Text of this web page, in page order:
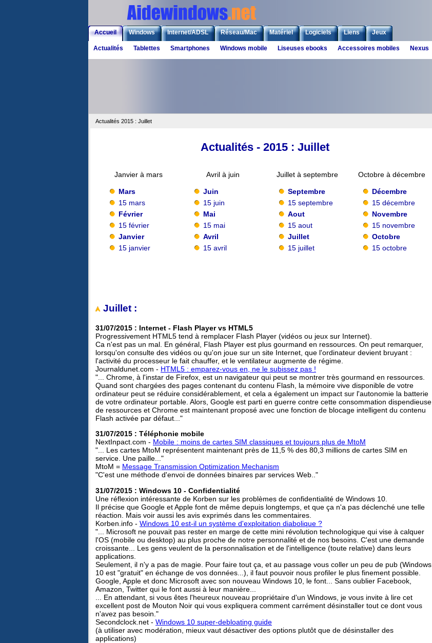
Accueil Windows Internet/ADSL Réseau/Mac Matériel Logiciels Liens Jeux
Actualités Tablettes Smartphones Windows mobile Liseuses ebooks Accessoires mobiles Nexus
Actualités 2015 : Juillet
Actualités - 2015 : Juillet
Janvier à mars
Mars
15 mars
Février
15 février
Janvier
15 janvier
Avril à juin
Juin
15 juin
Mai
15 mai
Avril
15 avril
Juillet à septembre
Septembre
15 septembre
Aout
15 aout
Juillet
15 juillet
Octobre à décembre
Décembre
15 décembre
Novembre
15 novembre
Octobre
15 octobre
Juillet :
31/07/2015 : Internet - Flash Player vs HTML5
Progressivement HTML5 tend à remplacer Flash Player (vidéos ou jeux sur Internet).
Ca n'est pas un mal. En général, Flash Player est plus gourmand en ressources. On peut remarquer,
lorsqu'on consulte des vidéos ou qu'on joue sur un site Internet, que l'ordinateur devient bruyant :
l'activité du processeur le fait chauffer, et le ventilateur augmente de régime.
Journaldunet.com - HTML5 : emparez-vous en, ne le subissez pas !
"... Chrome, à l'instar de Firefox, est un navigateur qui peut se montrer très gourmand en ressources.
Quand sont chargées des pages contenant du contenu Flash, la mémoire vive disponible de votre
ordinateur peut se réduire considérablement, et cela a également un impact sur l'autonomie la batterie
de votre ordinateur portable. Alors, Google est parti en guerre contre cette consommation dispendieuse
de ressources et Chrome est maintenant proposé avec une fonction de blocage intelligent du contenu
Flash activée par défaut..."
31/07/2015 : Téléphonie mobile
NextInpact.com - Mobile : moins de cartes SIM classiques et toujours plus de MtoM
"... Les cartes MtoM représentent maintenant près de 11,5 % des 80,3 millions de cartes SIM en
service. Une paille..."
MtoM = Message Transmission Optimization Mechanism
"C'est une méthode d'envoi de données binaires par services Web.."
31/07/2015 : Windows 10 - Confidentialité
Une réflexion intéressante de Korben sur les problèmes de confidentialité de Windows 10.
Il précise que Google et Apple font de même depuis longtemps, et que ça n'a pas déclenché une telle
réaction. Mais voir aussi les avis exprimés dans les commentaires.
Korben.info - Windows 10 est-il un système d'exploitation diabolique ?
"... Microsoft ne pouvait pas rester en marge de cette mini révolution technologique qui vise à calquer
l'OS (mobile ou desktop) au plus proche de notre personnalité et de nos besoins. C'est une demande
croissante... Les gens veulent de la personnalisation et de l'intelligence (toute relative) dans leurs
applications.
Seulement, il n'y a pas de magie. Pour faire tout ça, et au passage vous coller un peu de pub (Windows
10 est "gratuit" en échange de vos données...), il faut pouvoir nous profiler le plus finement possible.
Google, Apple et donc Microsoft avec son nouveau Windows 10, le font... Sans oublier Facebook,
Amazon, Twitter qui le font aussi à leur manière...
... En attendant, si vous êtes l'heureux nouveau propriétaire d'un Windows, je vous invite à lire cet
excellent post de Mouton Noir qui vous expliquera comment carrément désinstaller tout ce dont vous
n'avez pas besoin."
Secondclock.net - Windows 10 super-debloating guide
(à utiliser avec modération, mieux vaut désactiver des options plutôt que de désinstaller des
applications)